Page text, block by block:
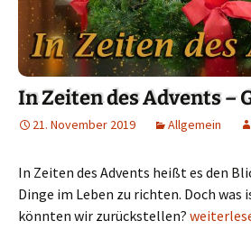
In Zeiten des Advents –
21. November 2019 Allgemein
In Zeiten des Advents heißt es den
Dinge im Leben zu richten. Doch was
könnten wir zurückstellen? In Zeiten